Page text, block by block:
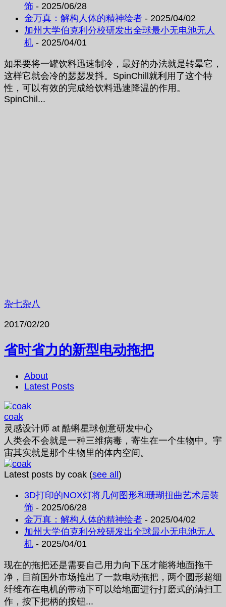
饰 - 2025/06/28
金万真：解构人体的精神绘者 - 2025/04/02
加州大学伯克利分校研发出全球最小无电池无人
机 - 2025/04/01
如果要将一罐饮料迅速制冷，最好的办法就是转晕它，
这样它就会冷的瑟瑟发抖。SpinChill就利用了这个特
性，可以有效的完成给饮料迅速降温的作用。
SpinChil...
杂七杂八
2017/02/20
省时省力的新型电动拖把
About
Latest Posts
coak
灵感设计师 at 酷蝌星球创意研发中心
人类会不会就是一种三维病毒，寄生在一个生物中。宇
宙其实就是那个生物里的体内空间。
Latest posts by coak (see all)
3D打印的NOX灯将几何图形和珊瑚扭曲艺术居装
饰 - 2025/06/28
金万真：解构人体的精神绘者 - 2025/04/02
加州大学伯克利分校研发出全球最小无电池无人
机 - 2025/04/01
现在的拖把还是需要自己用力向下压才能将地面拖干
净，目前国外市场推出了一款电动拖把，两个圆形超细
纤维布在电机的带动下可以给地面进行打磨式的清扫工
作，按下把柄的按钮...